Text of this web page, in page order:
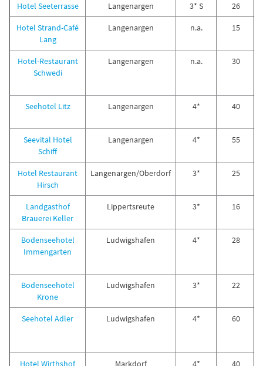
Hotel Seeterrasse Langenargen 3* S 26
Hotel Strand-Café
Lang
Langenargen n.a. 15
Hotel-Restaurant
Schwedi
Langenargen n.a. 30
Seehotel Litz Langenargen 4* 40
Seevital Hotel
Schiff
Langenargen 4* 55
Hotel Restaurant
Hirsch
Langenargen/Oberdorf 3* 25
Landgasthof
Brauerei Keller
Lippertsreute 3* 16
Bodenseehotel
Immengarten
Ludwigshafen 4* 28
Bodenseehotel
Krone
Ludwigshafen 3* 22
Seehotel Adler Ludwigshafen 4* 60
Hotel Wirthshof Markdorf 4* 40